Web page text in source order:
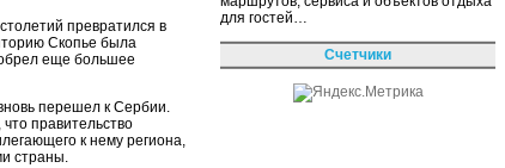
превратился в
Скопье была
еще большее
перешел к Сербии.
правительство
к нему региона,
страны.
для гостей…
Счетчики